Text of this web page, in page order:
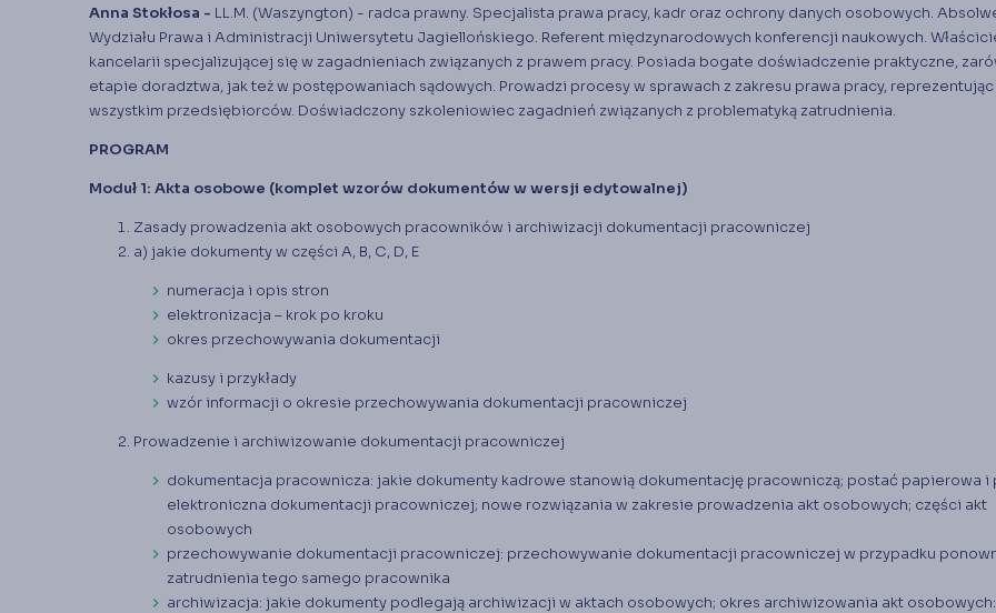
Anna Stokłosa - LL.M. (Waszyngton) - radca prawny. Specjalista prawa pracy, kadr oraz ochrony danych osobowych.
Wydziału Prawa i Administracji Uniwersytetu Jagiellońskiego. Referent międzynarodowych konferencji naukowych.
kancelarii specjalizującej się w zagadnieniach związanych z prawem pracy. Posiada bogate doświadczenie praktyczne,
etapie doradztwa, jak też w postępowaniach sądowych. Prowadzi procesy w sprawach z zakresu prawa pracy,
wszystkim przedsiębiorców. Doświadczony szkoleniowiec zagadnień związanych z problematyką zatrudnienia.
PROGRAM
Moduł 1: Akta osobowe (komplet wzorów dokumentów w wersji edytowalnej)
Zasady prowadzenia akt osobowych pracowników i archiwizacji dokumentacji pracowniczej
a) jakie dokumenty w części A, B, C, D, E
numeracja i opis stron
elektronizacja – krok po kroku
okres przechowywania dokumentacji
kazusy i przykłady
wzór informacji o okresie przechowywania dokumentacji pracowniczej
Prowadzenie i archiwizowanie dokumentacji pracowniczej
dokumentacja pracownicza: jakie dokumenty kadrowe stanowią dokumentację pracowniczą; postać papierowa i
elektroniczna dokumentacji pracowniczej; nowe rozwiązania w zakresie prowadzenia akt osobowych; części akt
osobowych
przechowywanie dokumentacji pracowniczej: przechowywanie dokumentacji pracowniczej w przypadku
zatrudnienia tego samego pracownika
archiwizacja: jakie dokumenty podlegają archiwizacji w aktach osobowych; okres archiwizowania akt